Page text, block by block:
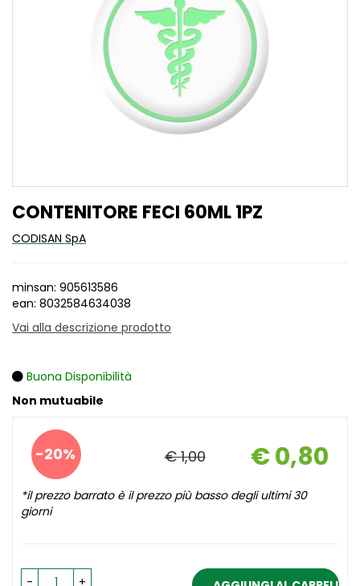
CONTENITORE FECI 60ML 1PZ
CODISAN SpA
minsan: 905613586
ean: 8032584634038
Vai alla descrizione prodotto
Buona Disponibilità
Non mutuabile
Sconto
del20% € 1,00
Prezzo
€ 0,80
*il prezzo barrato è il prezzo più basso degli ultimi 30
giorni
- +